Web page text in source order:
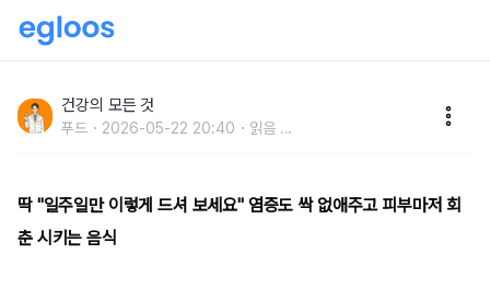
피부마저 회춘 시키는 음식
건강의 모든 것
푸드 2026-05-22 20:40 읽음 ...
딱 "일주일만 이렇게 드셔 보세요" 염증도 싹 없애주고 피부마저 회
춘 시키는 음식